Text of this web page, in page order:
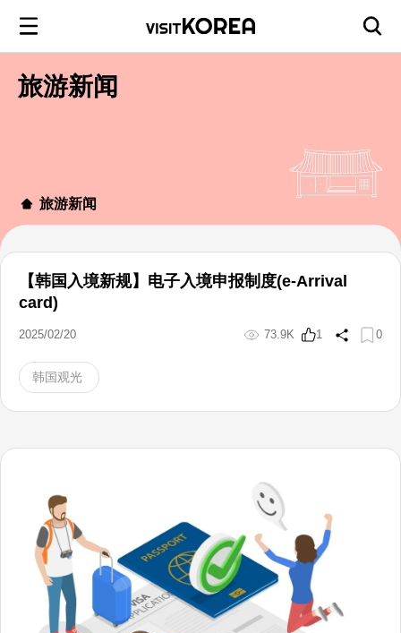
旅游新闻
旅游新闻
【韩国入境新规】电子入境申报制度(e-Arrival
card)
2025/02/20 73.9K 1 0
韩国观光